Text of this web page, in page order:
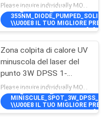
5W@40KHZ\"]],\"PICURL\":\"\\/
\\U00E8 IL TUO MIGLIORE
POMPATO DIODO
Zona colpita di calore UV
minuscola del laser del
punto 3W DPSS 1-
150KHz
3W@30KHZ\"]],\"PICURL\":\"\\/
\\U00E8 IL TUO MIGLIORE
PUNTO 3W DPSS 1-